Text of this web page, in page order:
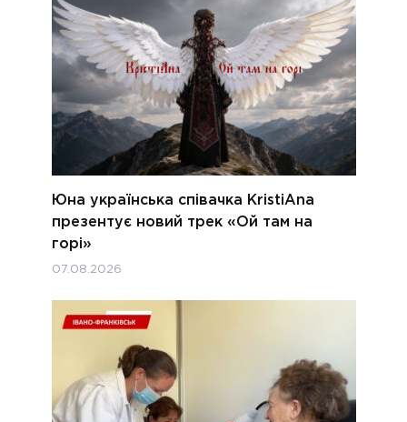
Юна українська співачка KristiAna
презентує новий трек «Ой там на
горі»
07.08.2026